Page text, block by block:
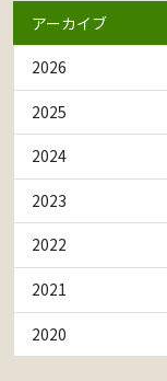
アーカイブ
2026
2025
2024
2023
2022
2021
2020